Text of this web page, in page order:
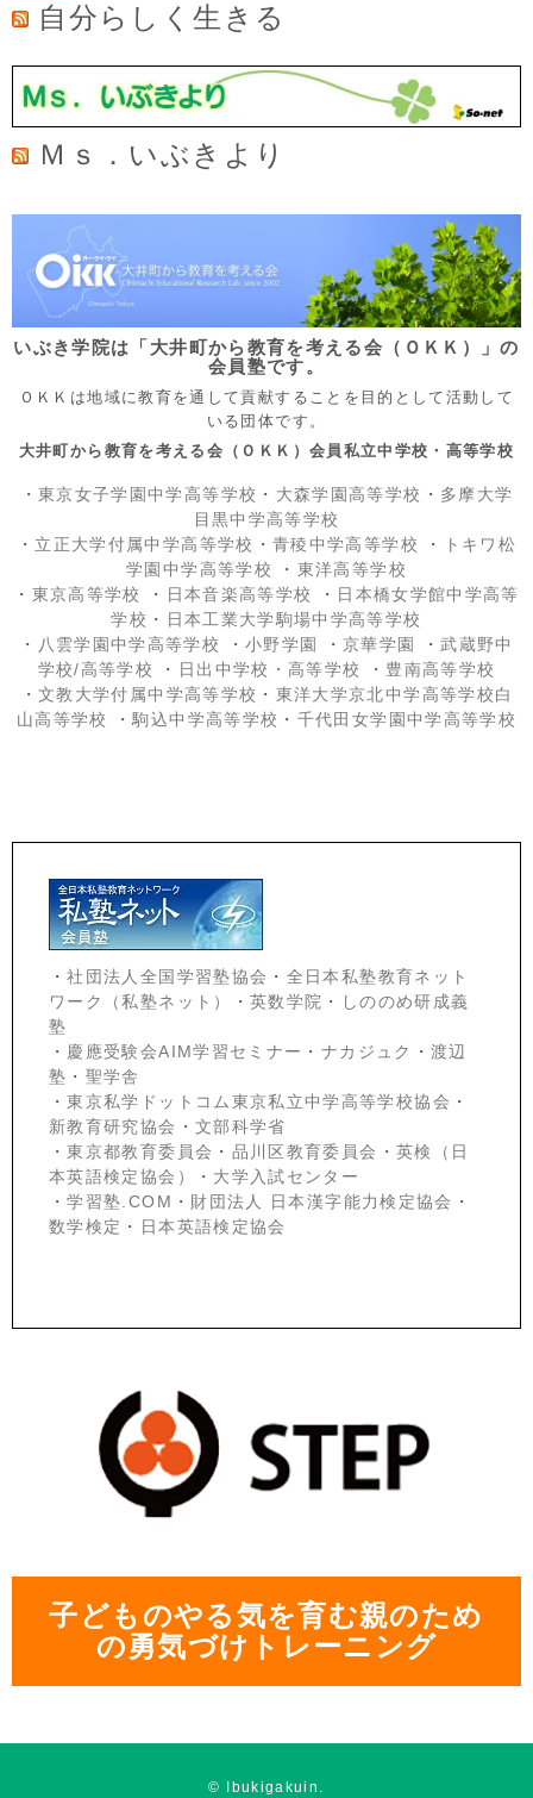
自分らしく生きる
Ｍｓ．いぶきより
いぶき学院は「大井町から教育を考える会（ＯＫＫ）」の
会員塾です。
ＯＫＫは地域に教育を通して貢献することを目的として活動して
いる団体です。
大井町から教育を考える会（ＯＫＫ）会員私立中学校・高等学校
・ 東京女子学園中学高等学校 ・ 大森学園高等学校 ・ 多摩大学
目黒中学高等学校
・ 立正大学付属中学高等学校 ・ 青稜中学高等学校 ・
トキワ松
学園中学高等学校
・ 東洋高等学校
・ 東京高等学校 ・ 日本音楽高等学校 ・ 日本橋女学館中学高等
学校 ・
日本工業大学駒場中学高等学校
・ 八雲学園中学高等学校 ・ 小野学園 ・京華学園 ・武蔵野中
学校/高等学校
・ 日出中学校 ・高等学校 ・ 豊南高等学校
・ 文教大学付属中学高等学校 ・ 東洋大学京北中学高等学校白
山高等学校
・駒込中学高等学校 ・ 千代田女学園中学高等学校
・社団法人全国学習塾協会 ・ 全日本私塾教育ネット
ワーク（私塾ネット）
・ 英数学院 ・
しののめ研成義
塾
・ 慶應受験会AIM学習セミナー ・ ナカジュク ・ 渡辺
塾 ・ 聖学舎
・東京私学ドットコム東京私立中学高等学校協会 ・
新教育研究協会 ・ 文部科学省
・東京都教育委員会 ・ 品川区教育委員会 ・ 英検（日
本英語検定協会）
・ 大学入試センター
・学習塾.COM ・ 財団法人 日本漢字能力検定協会 ・
数学検定 ・ 日本英語検定協会
子どものやる気を育む親のため
の勇気づけトレーニング
© Ibukigakuin.